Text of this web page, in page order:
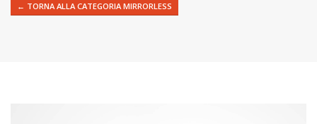
← TORNA ALLA CATEGORIA MIRRORLESS